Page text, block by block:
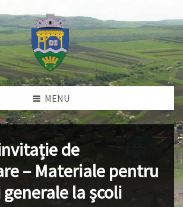
MENU
de
– Materiale pentru
la școli